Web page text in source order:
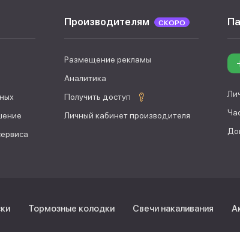
Производителям СКОРО
Размещение рекламы
Аналитика
Получить доступ
Личный кабинет производителя
Тормозные колодки Свечи накаливания